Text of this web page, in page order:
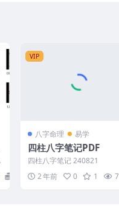
VIP
八字命理 易学
四柱八字笔记PDF
四柱八字笔记 240821
2 年前
0 1